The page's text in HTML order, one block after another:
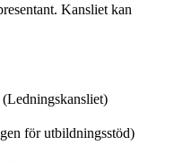
Kansliet kan
(Ledningskansliet)
för utbildningsstöd)